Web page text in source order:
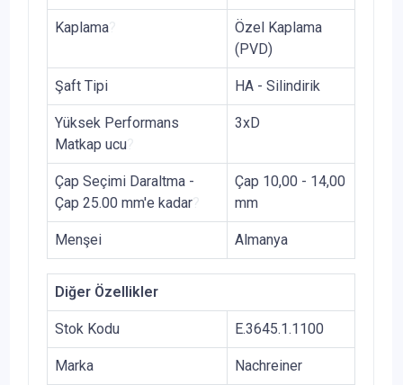
Kaplama
Özel Kaplama
(PVD)
Şaft Tipi HA - Silindirik
Yüksek Performans
Matkap ucu
3xD
Çap Seçimi Daraltma -
Çap 25.00 mm'e kadar
Çap 10,00 - 14,00
mm
Menşei Almanya
Diğer Özellikler
Stok Kodu E.3645.1.1100
Marka Nachreiner